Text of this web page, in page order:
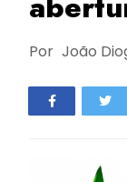
Por João